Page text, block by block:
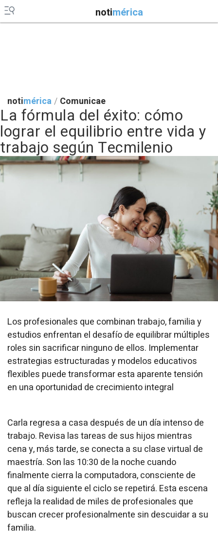
notimérica
notimérica/ Comunicae
La fórmula del éxito: cómo
lograr el equilibrio entre vida y
trabajo según Tecmilenio
Los profesionales que combinan trabajo, familia y
estudios enfrentan el desafío de equilibrar múltiples
roles sin sacrificar ninguno de ellos. Implementar
estrategias estructuradas y modelos educativos
flexibles puede transformar esta aparente tensión
en una oportunidad de crecimiento integral
Carla regresa a casa después de un día intenso de
trabajo. Revisa las tareas de sus hijos mientras
cena y, más tarde, se conecta a su clase virtual de
maestría. Son las 10:30 de la noche cuando
finalmente cierra la computadora, consciente de
que al día siguiente el ciclo se repetirá. Esta escena
refleja la realidad de miles de profesionales que
buscan crecer profesionalmente sin descuidar a su
familia.